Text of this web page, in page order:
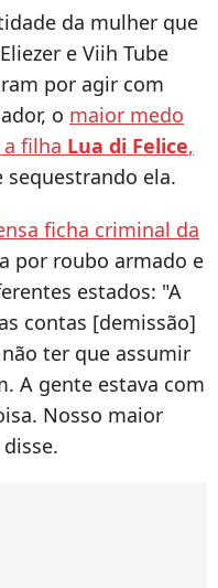
da mulher que
e Viih Tube
por agir com
o maior medo
filha Lua di Felice,
sequestrando ela.
ficha criminal da
por roubo armado e
estados: "A
contas [demissão]
ter que assumir
A gente estava com
Nosso maior